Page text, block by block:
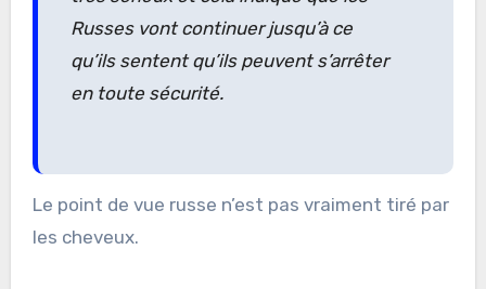
Russes vont continuer jusqu’à ce
qu’ils sentent qu’ils peuvent s’arrêter
en toute sécurité.
Le point de vue russe n’est pas vraiment tiré par
les cheveux.